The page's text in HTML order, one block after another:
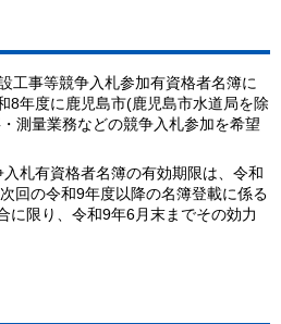
工事等競争入札参加有資格者名簿に
8年度に鹿児島市(鹿児島市水道局を除
測量業務などの競争入札参加を希望
札有資格者名簿の有効期限は、令和
回の令和9年度以降の名簿登載に係る
に限り、令和9年6月末までその効力